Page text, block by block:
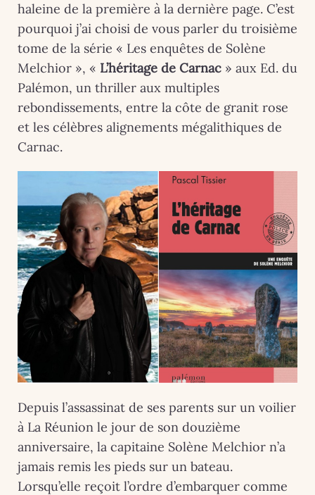
haleine de la première à la dernière page. C’est
pourquoi j’ai choisi de vous parler du troisième
tome de la série « Les enquêtes de Solène
Melchior », « L’héritage de Carnac » aux Ed. du
Palémon, un thriller aux multiples
rebondissements, entre la côte de granit rose
et les célèbres alignements mégalithiques de
Carnac.
Depuis l’assassinat de ses parents sur un voilier
à La Réunion le jour de son douzième
anniversaire, la capitaine Solène Melchior n’a
jamais remis les pieds sur un bateau.
Lorsqu’elle reçoit l’ordre d’embarquer comme